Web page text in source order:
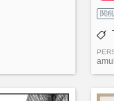
関